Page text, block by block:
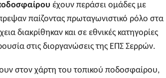
έχουν περάσει ομάδες με
παίζοντας πρωταγωνιστικό ρόλο στα
διακρίθηκαν και σε εθνικές κατηγορίες
στις διοργανώσεις της ΕΠΣ Σερρών.
στον χάρτη του τοπικού ποδοσφαίρου,